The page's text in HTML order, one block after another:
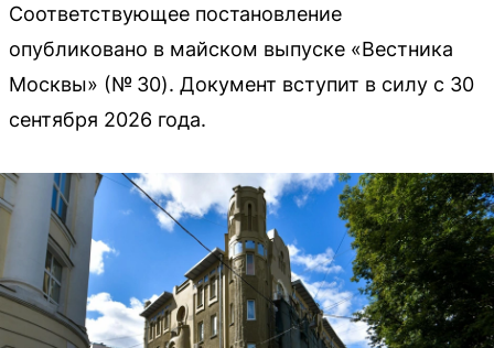
Соответствующее постановление
опубликовано в майском выпуске «Вестника
Москвы» (№ 30). Документ вступит в силу с 30
сентября 2026 года.